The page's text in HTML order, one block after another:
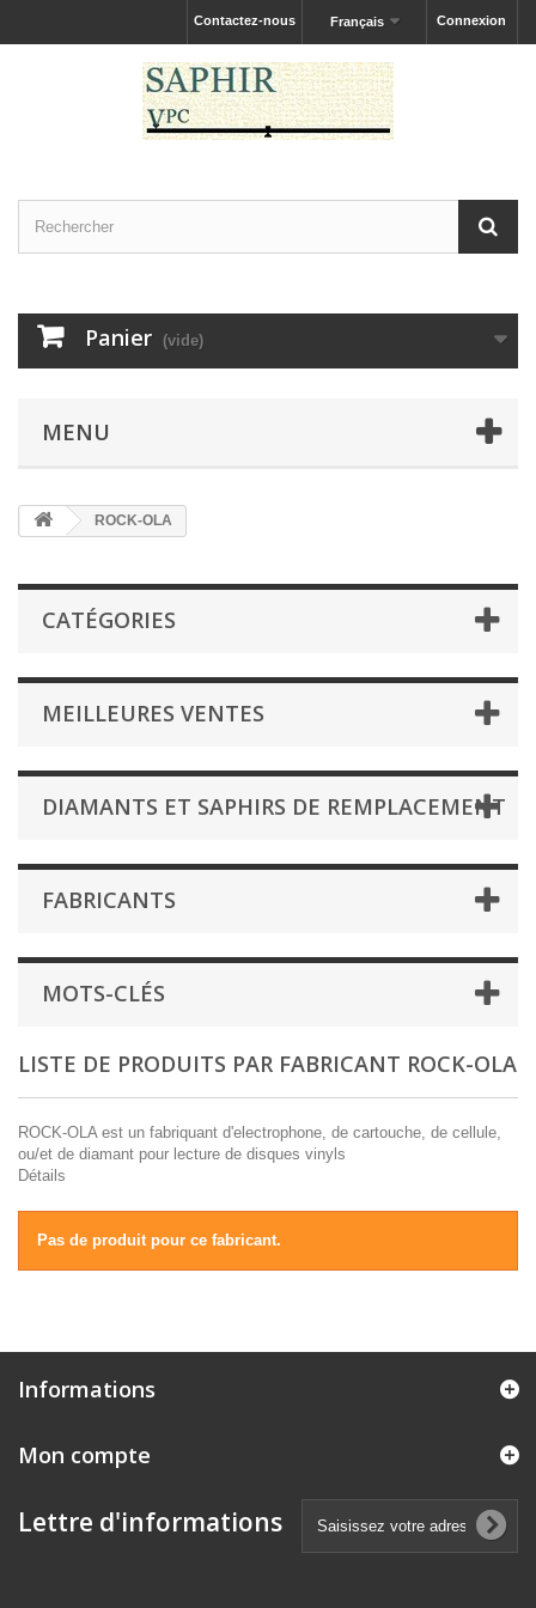
Connexion
Français
Contactez-nous
Panier (vide)
MENU
ROCK-OLA
CATÉGORIES
MEILLEURES VENTES
DIAMANTS ET SAPHIRS DE REMPLACEMENT
FABRICANTS
MOTS-CLÉS
LISTE DE PRODUITS PAR FABRICANT ROCK-OLA
ROCK-OLA est un fabriquant d'electrophone, de cartouche, de cellule,
ou/et de diamant pour lecture de disques vinyls
Détails
Pas de produit pour ce fabricant.
Informations
Mon compte
Lettre d'informations